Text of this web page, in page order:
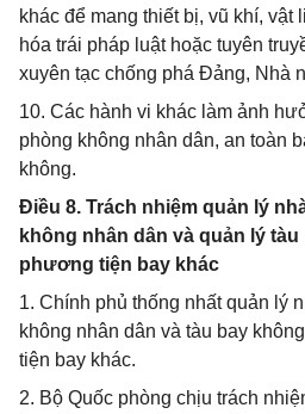
khác để mang thiết bị, vũ khí, vật
hóa trái pháp luật hoặc tuyên
xuyên tạc chống phá Đảng, Nhà
10. Các hành vi khác làm ảnh
phòng không nhân dân, an toàn
không.
Điều 8. Trách nhiệm quản lý
không nhân dân và quản lý
phương tiện bay khác
1. Chính phủ thống nhất quản lý
không nhân dân và tàu bay
tiện bay khác.
2. Bộ Quốc phòng chịu trách